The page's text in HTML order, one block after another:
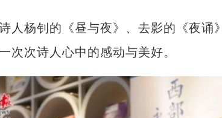
杨钊的《昼与夜》、去影的《夜诵
次次诗人心中的感动与美好。